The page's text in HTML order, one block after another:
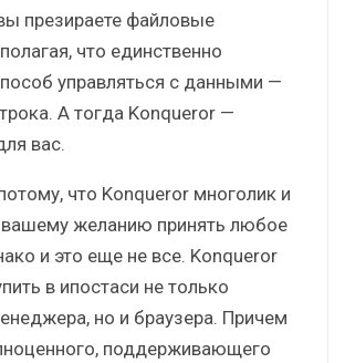
презираете файловые
что единственно
управляться с данными —
А тогда Konqueror —
вас.
что Konqueror многолик и
желанию принять любое
и это еще не все. Konqueror
в ипостаси не только
но и браузера. Причем
поддерживающего